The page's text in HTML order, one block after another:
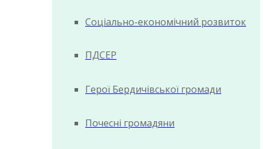
Соціально-економічний розвиток
ПДСЕР
Герої Бердичівської громади
Почесні громадяни